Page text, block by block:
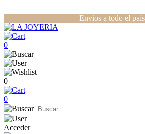
Envios a todo el país
0
0
0
Acceder